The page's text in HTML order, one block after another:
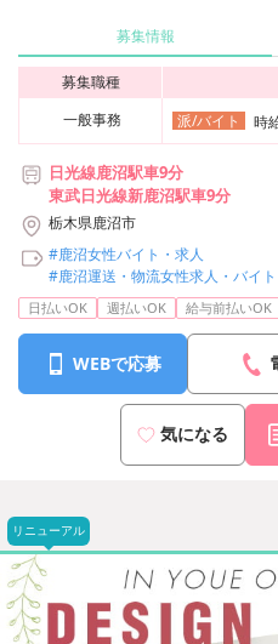
募集情報
募集職種
一般事務
派/バイト 時
日光線鹿沼駅車9分
東武日光線新鹿沼駅車9分
栃木県鹿沼市
#鹿沼女性バイト・求人
#鹿沼運送・物流女性求人・バイト
日払いOK 週払いOK 給与前払いOK
WEBで応募
気になる
リニューアル